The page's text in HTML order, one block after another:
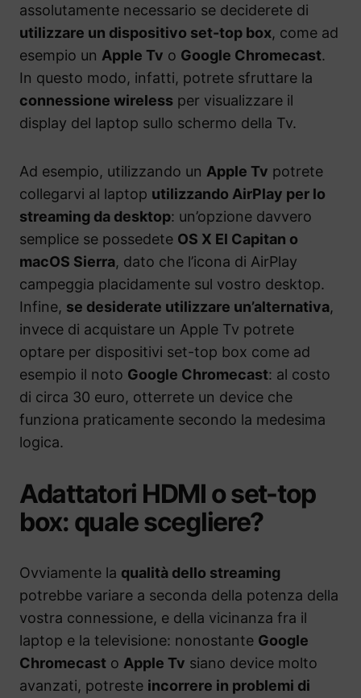
assolutamente necessario se deciderete di
utilizzare un dispositivo set-top box, come ad
esempio un Apple Tv o Google Chromecast.
In questo modo, infatti, potrete sfruttare la
connessione wireless per visualizzare il
display del laptop sullo schermo della Tv.
Ad esempio, utilizzando un Apple Tv potrete
collegarvi al laptop utilizzando AirPlay per lo
streaming da desktop: un’opzione davvero
semplice se possedete OS X El Capitan o
macOS Sierra, dato che l’icona di AirPlay
campeggia placidamente sul vostro desktop.
Infine, se desiderate utilizzare un’alternativa,
invece di acquistare un Apple Tv potrete
optare per dispositivi set-top box come ad
esempio il noto Google Chromecast: al costo
di circa 30 euro, otterrete un device che
funziona praticamente secondo la medesima
logica.
Adattatori HDMI o set-top
box: quale scegliere?
Ovviamente la qualità dello streaming
potrebbe variare a seconda della potenza della
vostra connessione, e della vicinanza fra il
laptop e la televisione: nonostante Google
Chromecast o Apple Tv siano device molto
avanzati, potreste incorrere in problemi di